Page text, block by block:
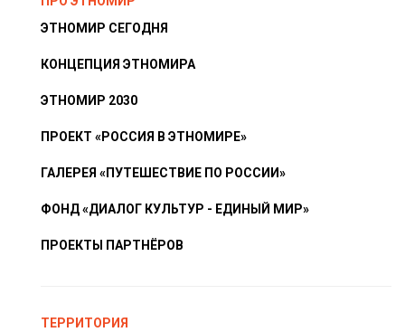
ЭТНОМИР СЕГОДНЯ
КОНЦЕПЦИЯ ЭТНОМИРА
ЭТНОМИР 2030
ПРОЕКТ «РОССИЯ В ЭТНОМИРЕ»
ГАЛЕРЕЯ «ПУТЕШЕСТВИЕ ПО РОССИИ»
ФОНД «ДИАЛОГ КУЛЬТУР - ЕДИНЫЙ МИР»
ПРОЕКТЫ ПАРТНЁРОВ
ТЕРРИТОРИЯ